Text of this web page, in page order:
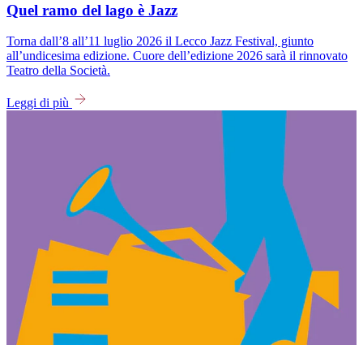
Quel ramo del lago è Jazz
Torna dall’8 all’11 luglio 2026 il Lecco Jazz Festival, giunto
all’undicesima edizione. Cuore dell’edizione 2026 sarà il rinnovato
Teatro della Società.
Leggi di più